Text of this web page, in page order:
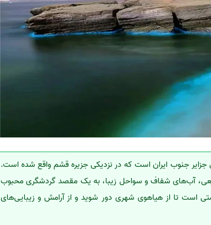
جزایر جنوب ایران است که در نزدیکی جزیره قشم واقع شده است.
آب‌های شفاف و سواحل زیبا، به یک مقصد گردشگری محبوب
است تا از هیاهوی شهری دور شوید و از آرامش و زیبایی‌های